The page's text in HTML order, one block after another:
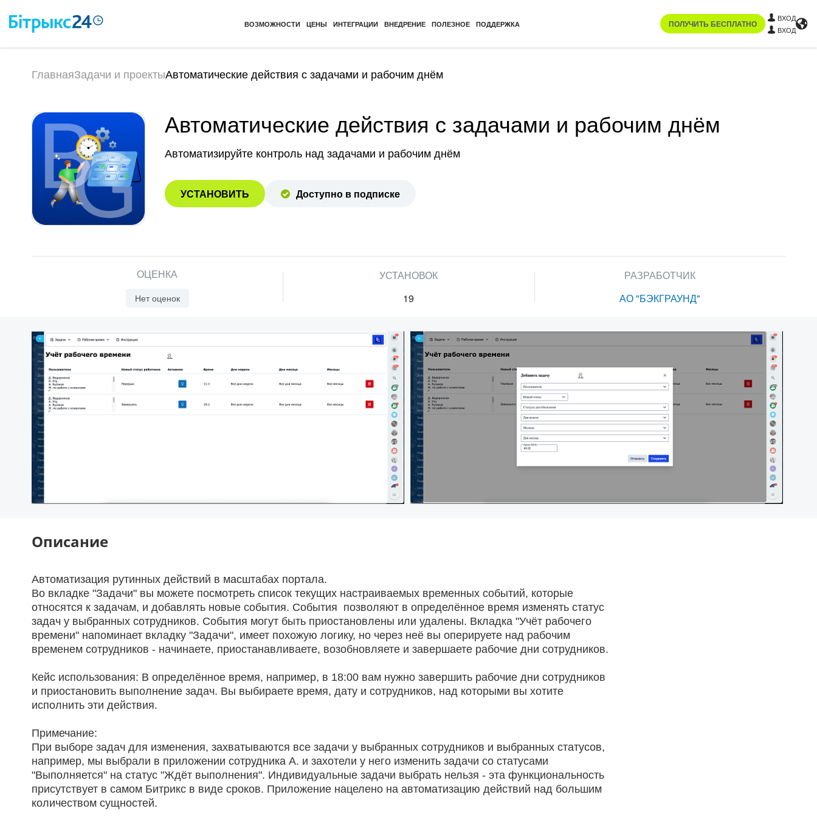
ВОЗМОЖНОСТИ ЦЕНЫ ИНТЕГРАЦИИ ВНЕДРЕНИЕ ПОЛЕЗНОЕ ПОДДЕРЖКА ПОЛУЧИТЬ БЕСПЛАТНО
ВХОД
ВХОД
ГлавнаяЗадачи и проектыАвтоматические действия с задачами и рабочим днём
Автоматические действия с задачами и рабочим днём
Автоматизируйте контроль над задачами и рабочим днём
УСТАНОВИТЬ Доступно в подписке
ОЦЕНКА
Нет оценок
УСТАНОВОК
19
РАЗРАБОТЧИК
АО "БЭКГРАУНД"
Описание
Автоматизация рутинных действий в масштабах портала.
Во вкладке "Задачи" вы можете посмотреть список текущих настраиваемых временных событий, которые
относятся к задачам, и добавлять новые события. События позволяют в определённое время изменять статус
задач у выбранных сотрудников. События могут быть приостановлены или удалены. Вкладка "Учёт рабочего
времени" напоминает вкладку "Задачи", имеет похожую логику, но через неё вы оперируете над рабочим
временем сотрудников - начинаете, приостанавливаете, возобновляете и завершаете рабочие дни сотрудников.
Кейс использования: В определённое время, например, в 18:00 вам нужно завершить рабочие дни сотрудников
и приостановить выполнение задач. Вы выбираете время, дату и сотрудников, над которыми вы хотите
исполнить эти действия.
Примечание:
При выборе задач для изменения, захватываются все задачи у выбранных сотрудников и выбранных статусов,
например, мы выбрали в приложении сотрудника А. и захотели у него изменить задачи со статусами
"Выполняется" на статус "Ждёт выполнения". Индивидуальные задачи выбрать нельзя - эта функциональность
присутствует в самом Битрикс в виде сроков. Приложение нацелено на автоматизацию действий над большим
количеством сущностей.